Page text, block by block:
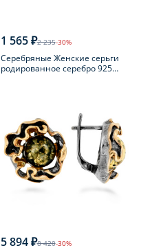
1 565 ₽2 235-30%
Серебряные Женские серьги
родированное серебро 925
5 894 ₽8 420-30%